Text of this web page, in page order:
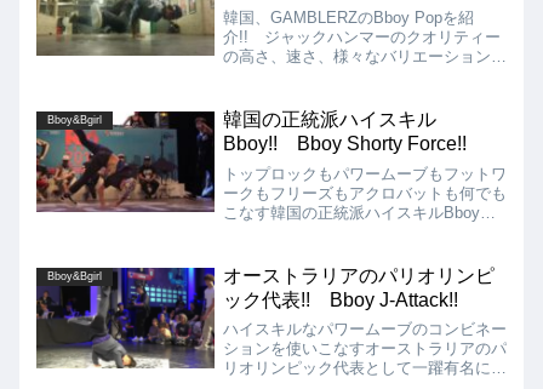
韓国、GAMBLERZのBboy Popを紹
介!! ジャックハンマーのクオリティー
の高さ、速さ、様々なバリエーションか
ロング系のムーブも物凄いクオリティー
の高さです!!
Bboy&Bgirl
韓国の正統派ハイスキル
Bboy!! Bboy Shorty Force!!
トップロックもパワームーブもフットワ
ークもフリーズもアクロバットも何でも
こなす韓国の正統派ハイスキルBboy、
Leadmos）を紹介!!
Bboy&Bgirl
オーストラリアのパリオリンピ
ック代表!! Bboy J-Attack!!
ハイスキルなパワームーブのコンビネー
ションを使いこなすオーストラリアのパ
リオリンピック代表として一躍有名にな